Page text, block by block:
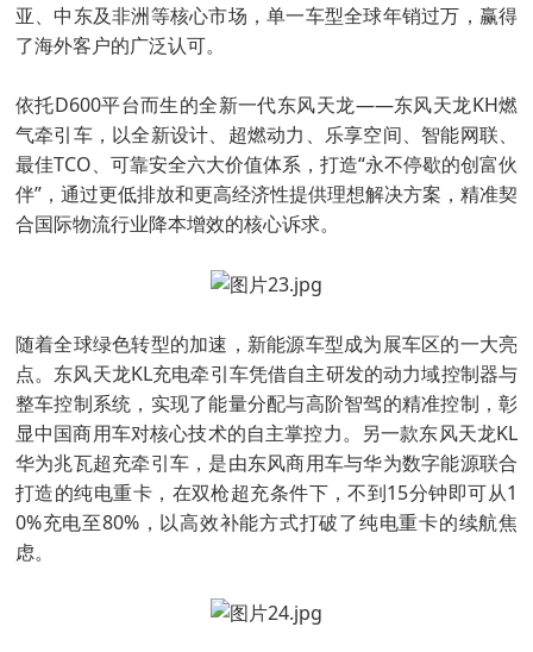
亚、中东及非洲等核心市场，单一车型全球年销过万，赢得
了海外客户的广泛认可。
依托D600平台而生的全新一代东风天龙——东风天龙KH燃
气牵引车，以全新设计、超燃动力、乐享空间、智能网联、
最佳TCO、可靠安全六大价值体系，打造“永不停歇的创富伙
伴”，通过更低排放和更高经济性提供理想解决方案，精准契
合国际物流行业降本增效的核心诉求。
随着全球绿色转型的加速，新能源车型成为展车区的一大亮
点。东风天龙KL充电牵引车凭借自主研发的动力域控制器与
整车控制系统，实现了能量分配与高阶智驾的精准控制，彰
显中国商用车对核心技术的自主掌控力。另一款东风天龙KL
华为兆瓦超充牵引车，是由东风商用车与华为数字能源联合
打造的纯电重卡，在双枪超充条件下，不到15分钟即可从1
0%充电至80%，以高效补能方式打破了纯电重卡的续航焦
虑。